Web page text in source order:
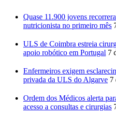
Quase 11.900 jovens
nutricionista no primeiro mês
ULS de Coimbra estreia
apoio robótico em Portugal 7
Enfermeiros exigem
privada da ULS do Algarve 7
Ordem dos Médicos alerta
acesso a consultas e cirurgias